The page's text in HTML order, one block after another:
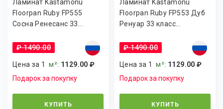
Ламинат Kastamonu
Floorpan Ruby FP555
Сосна Ренесанс 33...
₽ 1490.00
Цена за 1м²: 1129.00 ₽
Подарок за покупку
КУПИТЬ
Ламинат Kastamonu
Floorpan Ruby FP553 Дуб
Ренуар 33 класс...
₽ 1490.00
Цена за 1м²: 1129.00 ₽
Подарок за покупку
КУПИТЬ